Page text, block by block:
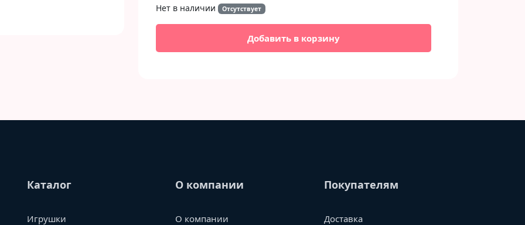
Нет в наличии Отсутствует
Добавить в корзину
Каталог
Игрушки
О компании
О компании
Покупателям
Доставка